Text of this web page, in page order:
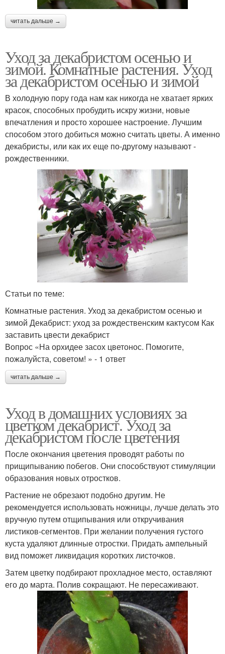
читать дальше →
Уход за декабристом осенью и
зимой. Комнатные растения. Уход
за декабристом осенью и зимой
В холодную пору года нам как никогда не хватает ярких
красок, способных пробудить искру жизни, новые
впечатления и просто хорошее настроение. Лучшим
способом этого добиться можно считать цветы. А именно
декабристы, или как их еще по-другому называют -
рождественники.
Статьи по теме:
Комнатные растения. Уход за декабристом осенью и
зимой Декабрист: уход за рождественским кактусом Как
заставить цвести декабрист
Вопрос «На орхидее засох цветонос. Помогите,
пожалуйста, советом! » - 1 ответ
читать дальше →
Уход в домашних условиях за
цветком декабрист. Уход за
декабристом после цветения
После окончания цветения проводят работы по
прищипыванию побегов. Они способствуют стимуляции
образования новых отростков.
Растение не обрезают подобно другим. Не
рекомендуется использовать ножницы, лучше делать это
вручную путем отщипывания или откручивания
листиков-сегментов. При желании получения густого
куста удаляют длинные отростки. Придать ампельный
вид поможет ликвидация коротких листочков.
Затем цветку подбирают прохладное место, оставляют
его до марта. Полив сокращают. Не пересаживают.